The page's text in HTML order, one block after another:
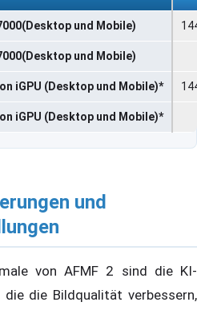
und Mobile)
und Mobile)
iGPU (Desktop und Mobile)*
iGPU (Desktop und Mobile)*
und
von AFMF 2 sind die KI-
die Bildqualität verbessern,